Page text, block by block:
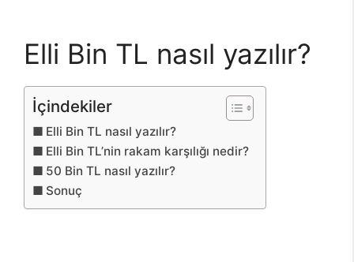
Elli Bin TL nasıl yazılır?
İçindekiler
Elli Bin TL nasıl yazılır?
Elli Bin TL’nin rakam karşılığı nedir?
50 Bin TL nasıl yazılır?
Sonuç